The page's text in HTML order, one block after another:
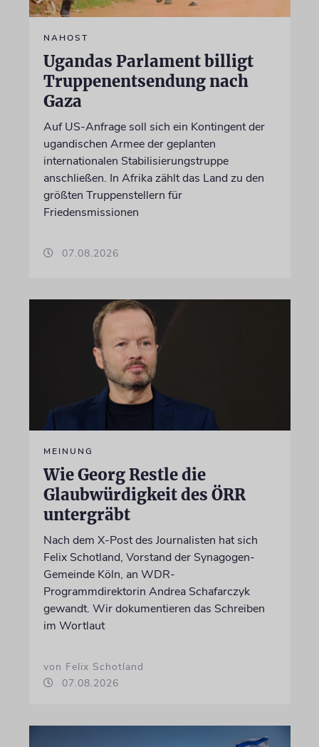
NAHOST
Ugandas Parlament billigt
Truppenentsendung nach
Gaza
Auf US-Anfrage soll sich ein Kontingent der
ugandischen Armee der geplanten
internationalen Stabilisierungstruppe
anschließen. In Afrika zählt das Land zu den
größten Truppenstellern für
Friedensmissionen
07.08.2026
MEINUNG
Wie Georg Restle die
Glaubwürdigkeit des ÖRR
untergräbt
Nach dem X-Post des Journalisten hat sich
Felix Schotland, Vorstand der Synagogen-
Gemeinde Köln, an WDR-
Programmdirektorin Andrea Schafarczyk
gewandt. Wir dokumentieren das Schreiben
im Wortlaut
von Felix Schotland
07.08.2026